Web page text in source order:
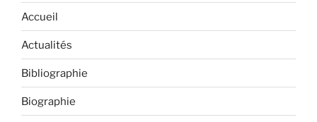
Accueil
Actualités
Bibliographie
Biographie